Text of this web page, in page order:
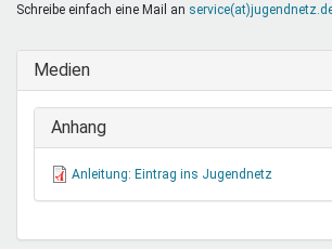
Schreibe einfach eine Mail an
Medien
Anhang
Anleitung: Eintrag ins Jugendnetz